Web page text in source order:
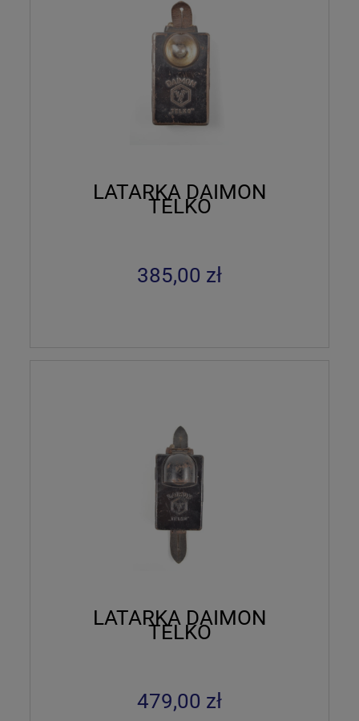
LATARKA DAIMON
TELKO
385,00 zł
LATARKA DAIMON
TELKO
479,00 zł